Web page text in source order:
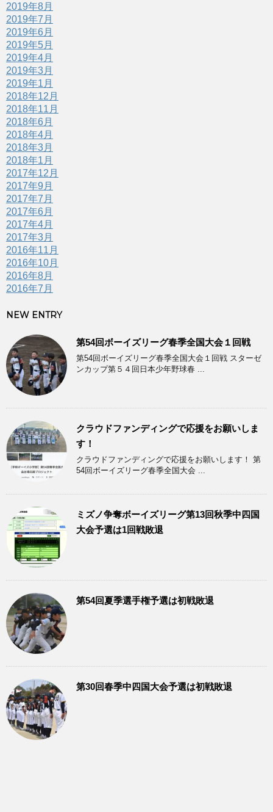
2019年8月
2019年7月
2019年6月
2019年5月
2019年4月
2019年3月
2019年1月
2018年12月
2018年11月
2018年6月
2018年4月
2018年3月
2018年1月
2017年12月
2017年9月
2017年7月
2017年6月
2017年4月
2017年3月
2016年11月
2016年10月
2016年8月
2016年7月
NEW ENTRY
第54回ボーイズリーグ春季全国大会１回戦
第54回ボーイズリーグ春季全国大会１回戦 スターゼ
ンカップ第５４回日本少年野球春 ...
クラウドファンディングで応援をお願いしま
す！
クラウドファンディングで応援をお願いします！ 第
54回ボーイズリーグ春季全国大会 ...
ミズノ争奪ボーイズリーグ第13回秋季中四国
大会予選は1回戦敗退
第54回夏季選手権予選は初戦敗退
第30回春季中四国大会予選は初戦敗退